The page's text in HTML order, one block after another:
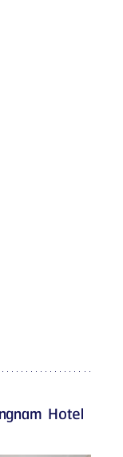
Hotel